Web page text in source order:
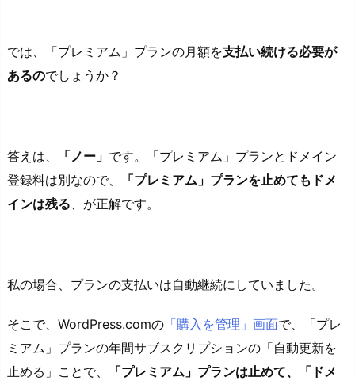
では、「プレミアム」プランの月額を支払い続ける必要が
あるのでしょうか？
答えは、 「ノー」 です。「プレミアム」プランとドメイン
登録料は別なので、
「プレミアム」プランを止めてもドメ
インは残る 、が正解です。
私の場合、プランの支払いは自動継続にしていました。
そこで、WordPress.comの 「購入を管理」画面で、「プレ
ミアム」プランの年間サブスクリプションの「自動更新を
止める」ことで、
「プレミアム」プランは止めて、「ドメ